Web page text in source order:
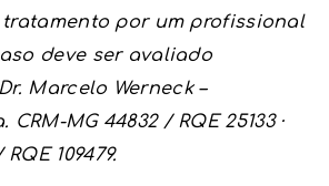
por um profissional
deve ser avaliado
Marcelo Werneck –
MG 44832 / RQE 25133 ·
109479.